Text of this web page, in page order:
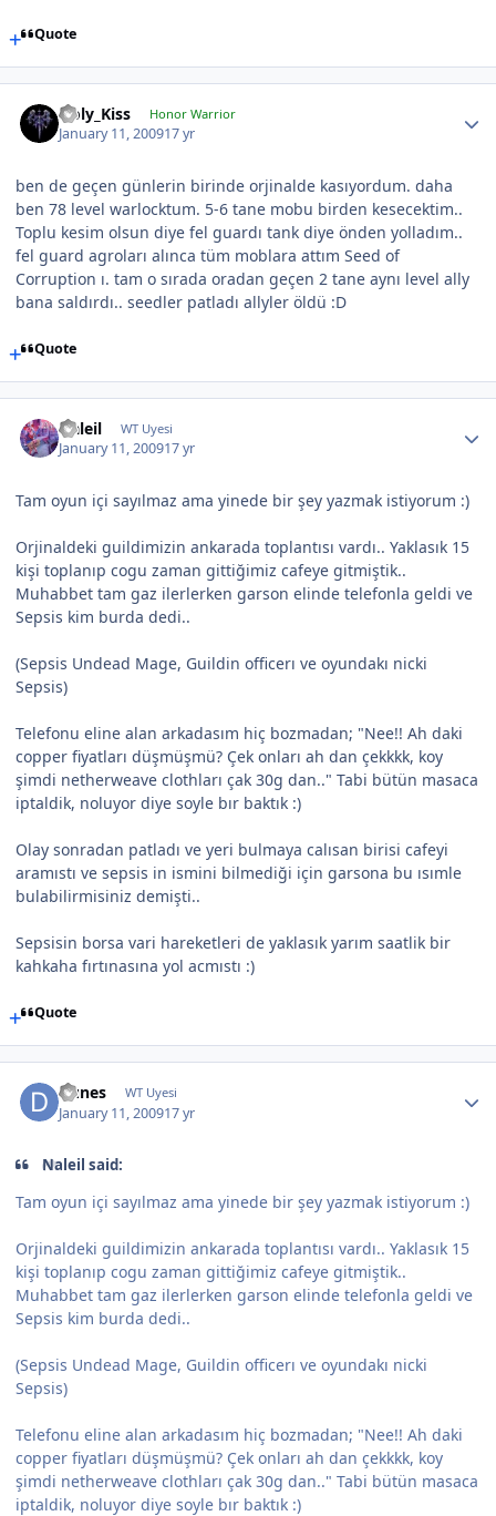
Quote
Holy_Kiss Honor Warrior
January 11, 200917 yr
ben de geçen günlerin birinde orjinalde kasıyordum. daha
ben 78 level warlocktum. 5-6 tane mobu birden kesecektim..
Toplu kesim olsun diye fel guardı tank diye önden yolladım..
fel guard agroları alınca tüm moblara attım Seed of
Corruption ı. tam o sırada oradan geçen 2 tane aynı level ally
bana saldırdı.. seedler patladı allyler öldü :D
Quote
Naleil WT Uyesi
January 11, 200917 yr
Tam oyun içi sayılmaz ama yinede bir şey yazmak istiyorum :)
Orjinaldeki guildimizin ankarada toplantısı vardı.. Yaklasık 15
kişi toplanıp cogu zaman gittiğimiz cafeye gitmiştik..
Muhabbet tam gaz ilerlerken garson elinde telefonla geldi ve
Sepsis kim burda dedi..
(Sepsis Undead Mage, Guildin officerı ve oyundakı nicki
Sepsis)
Telefonu eline alan arkadasım hiç bozmadan; "Nee!! Ah daki
copper fiyatları düşmüşmü? Çek onları ah dan çekkkk, koy
şimdi netherweave clothları çak 30g dan.." Tabi bütün masaca
iptaldik, noluyor diye soyle bır baktık :)
Olay sonradan patladı ve yeri bulmaya calısan birisi cafeyi
aramıstı ve sepsis in ismini bilmediği için garsona bu ısımle
bulabilirmisiniz demişti..
Sepsisin borsa vari hareketleri de yaklasık yarım saatlik bir
kahkaha fırtınasına yol acmıstı :)
Quote
Dunes WT Uyesi
January 11, 200917 yr
Naleil said:
Tam oyun içi sayılmaz ama yinede bir şey yazmak istiyorum :)
Orjinaldeki guildimizin ankarada toplantısı vardı.. Yaklasık 15
kişi toplanıp cogu zaman gittiğimiz cafeye gitmiştik..
Muhabbet tam gaz ilerlerken garson elinde telefonla geldi ve
Sepsis kim burda dedi..
(Sepsis Undead Mage, Guildin officerı ve oyundakı nicki
Sepsis)
Telefonu eline alan arkadasım hiç bozmadan; "Nee!! Ah daki
copper fiyatları düşmüşmü? Çek onları ah dan çekkkk, koy
şimdi netherweave clothları çak 30g dan.." Tabi bütün masaca
iptaldik, noluyor diye soyle bır baktık :)